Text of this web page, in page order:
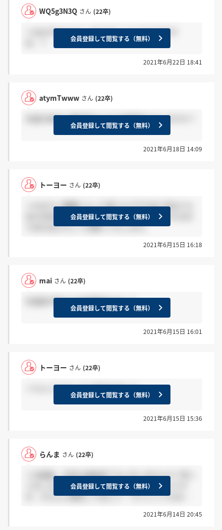
WQ5g3N3Q さん (22卒)
＞atymTwwwさん まだです！もうきてますか
会員登録して閲覧する（無料）
2021年6月22日 18:41
atymTwww さん (22卒)
先週の後半に最終受けた方で結果来た方いますか？
会員登録して閲覧する（無料）
2021年6月18日 14:09
トーヨー さん (22卒)
＞maiさん 職種によって違うんですかね? 何はとも
あれ内定おめでとうございます! もし就職されるの
であればよろしくお願いいたします。
会員登録して閲覧する（無料）
2021年6月15日 16:18
mai さん (22卒)
先週前半受けて先程電話きました、、
会員登録して閲覧する（無料）
2021年6月15日 16:01
トーヨー さん (22卒)
＞らんこむさん そう言われました。
会員登録して閲覧する（無料）
2021年6月15日 15:36
らんま さん (22卒)
二次面接、合否の連絡来てない方いませんか？笑 1
ヶ月こないので落ちたことはわかっているんです
が、きちんと確定してほしい… サイレントだめ…
会員登録して閲覧する（無料）
2021年6月14日 20:45